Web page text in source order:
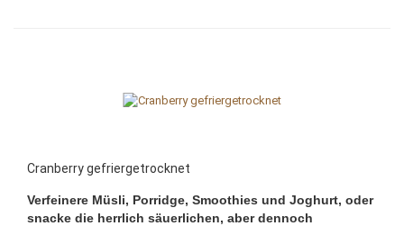
Cranberry gefriergetrocknet
Verfeinere Müsli, Porridge, Smoothies und Joghurt, oder
snacke die herrlich säuerlichen, aber dennoch